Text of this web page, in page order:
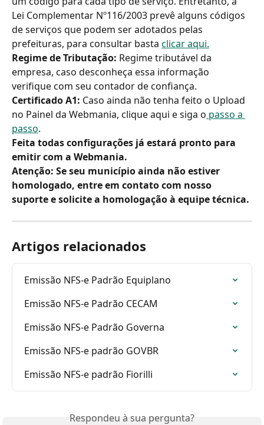
Lei Complementar Nº116/2003 prevê alguns códigos
de serviços que podem ser adotados pelas
prefeituras, para consultar basta clicar aqui.
Regime de Tributação: Regime tributável da
empresa, caso desconheça essa informação
verifique com seu contador de confiança.
Certificado A1: Caso ainda não tenha feito o Upload
no Painel da Webmania, clique aqui e siga o passo a
passo.
Feita todas configurações já estará pronto para
emitir com a Webmania.
Atenção: Se seu município ainda não estiver
homologado, entre em contato com nosso
suporte e solicite a homologação à equipe técnica.
Artigos relacionados
Emissão NFS-e Padrão Equiplano
Emissão NFS-e Padrão CECAM
Emissão NFS-e Padrão Governa
Emissão NFS-e padrão GOVBR
Emissão NFS-e padrão Fiorilli
Respondeu à sua pergunta?